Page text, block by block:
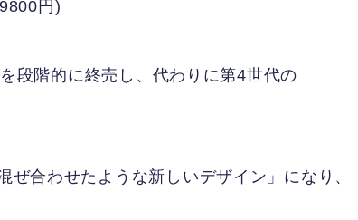
円)
段階的に終売し、代わりに第4世代の
合わせたような新しいデザイン」になり、